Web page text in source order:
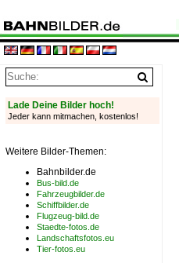
Lade Deine Bilder hoch!
Jeder kann mitmachen, kostenlos!
Weitere Bilder-Themen:
Bahnbilder.de
Bus-bild.de
Fahrzeugbilder.de
Schiffbilder.de
Flugzeug-bild.de
Staedte-fotos.de
Landschaftsfotos.eu
Tier-fotos.eu